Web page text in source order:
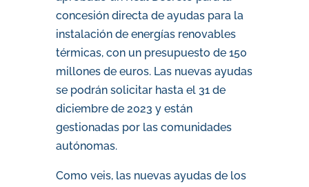
concesión directa de ayudas para la
instalación de energías renovables
térmicas, con un presupuesto de 150
millones de euros. Las nuevas ayudas
se podrán solicitar hasta el 31 de
diciembre de 2023 y están
gestionadas por las comunidades
autónomas.
Como veis, las nuevas ayudas de los